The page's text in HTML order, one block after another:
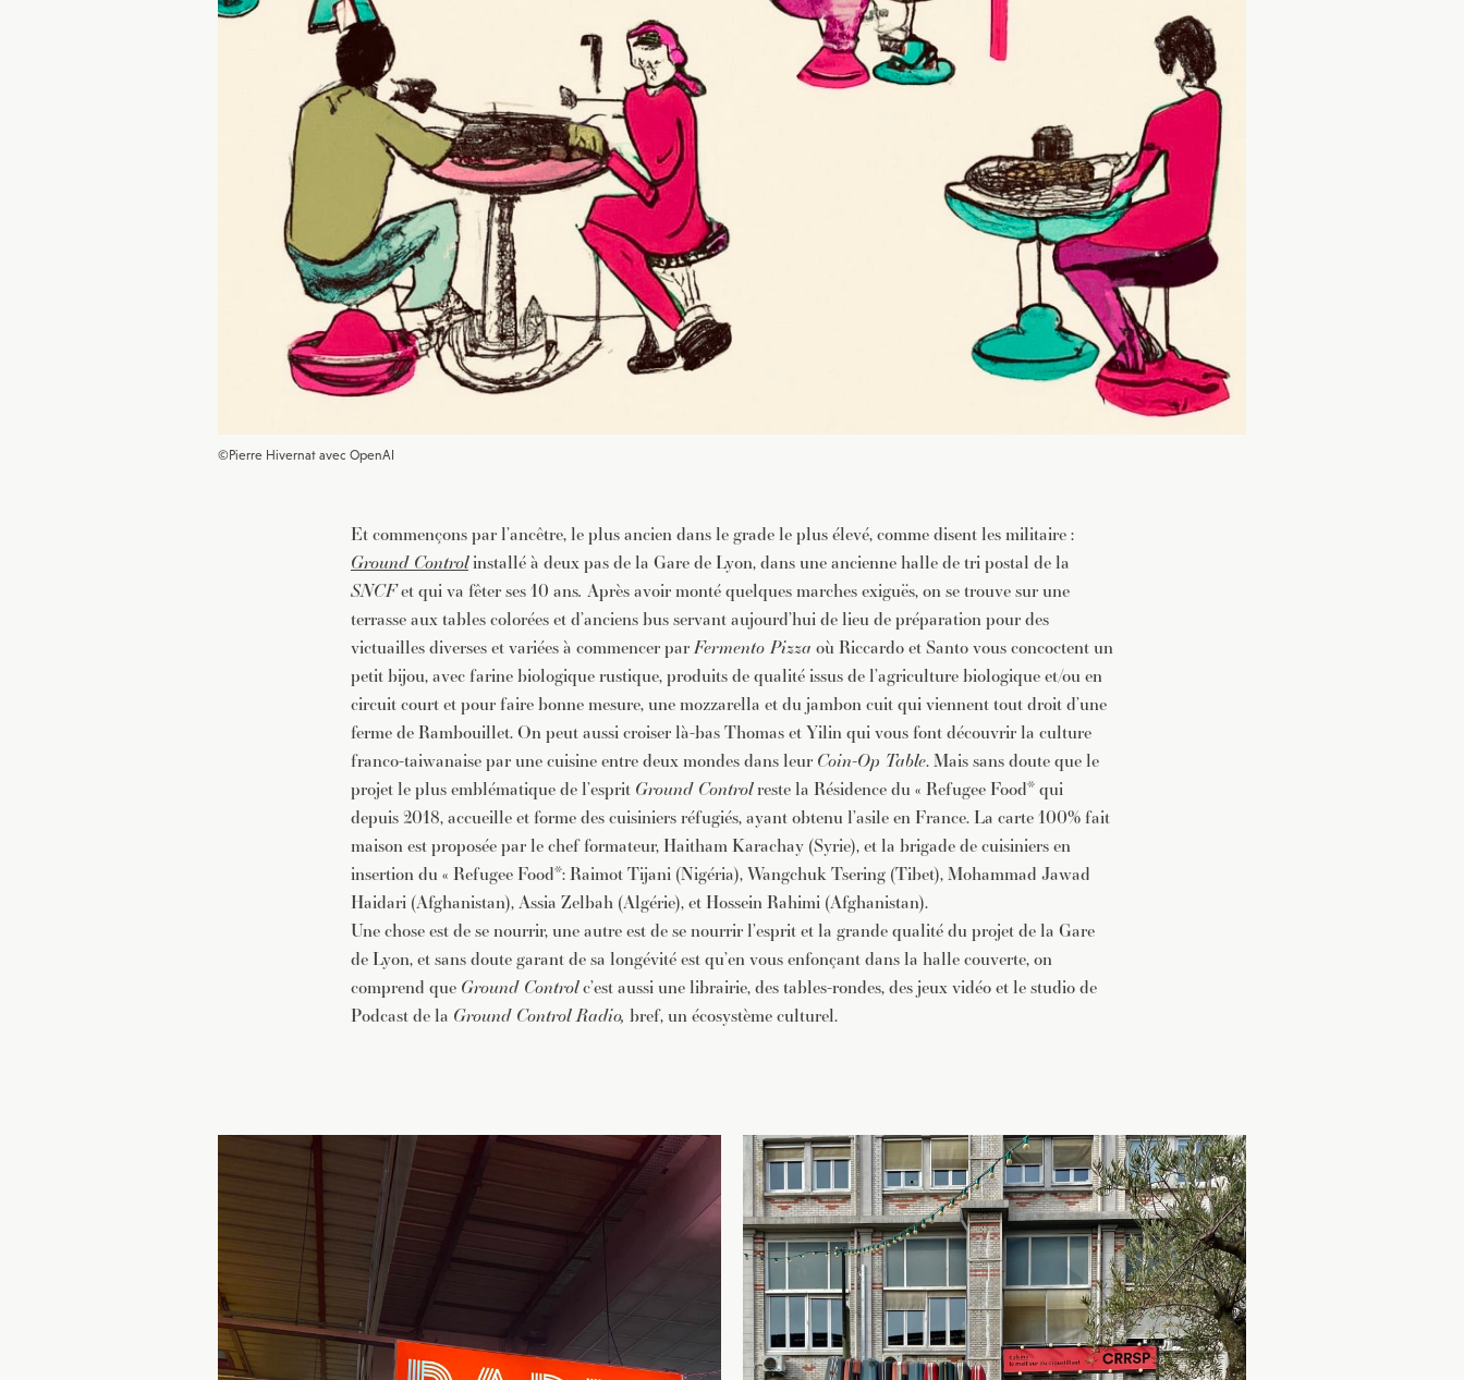
©Pierre Hivernat avec OpenAI
Et commençons par l’ancêtre, le plus ancien dans le grade le plus élevé, comme disent les militaire :
Ground Controlinstallé à deux pas de la Gare de Lyon, dans une ancienne halle de tri postal de la
SNCFet qui va fêter ses 10 ans. Après avoir monté quelques marches exiguës, on se trouve sur une
terrasse aux tables colorées et d’anciens bus servant aujourd’hui de lieu de préparation pour des
victuailles diverses et variées à commencer parFermento Pizza où Riccardo et Santo vous concoctent un
petit bijou, avec farine biologique rustique, produits de qualité issus de l’agriculture biologique et/ou en
circuit court et pour faire bonne mesure, une mozzarella et du jambon cuit qui viennent tout droit d’une
ferme de Rambouillet. On peut aussi croiser là-bas Thomas et Yilin qui vous font découvrir la culture
franco-taiwanaise par une cuisine entre deux mondes dans leur Coin-Op Table. Mais sans doute que le
projet le plus emblématique de l’esprit Ground Controlreste la Résidence du « Refugee Food* qui
depuis 2018, accueille et forme des cuisiniers réfugiés, ayant obtenu l’asile en France. La carte 100% fait
maison est proposée par le chef formateur, Haitham Karachay (Syrie), et la brigade de cuisiniers en
insertion du « Refugee Food*: Raimot Tijani (Nigéria), Wangchuk Tsering (Tibet), Mohammad Jawad
Haidari (Afghanistan), Assia Zelbah (Algérie), et Hossein Rahimi (Afghanistan).
Une chose est de se nourrir, une autre est de se nourrir l’esprit et la grande qualité du projet de la Gare
de Lyon, et sans doute garant de sa longévité est qu’en vous enfonçant dans la halle couverte, on
comprend que Ground Controlc’est aussi une librairie, des tables-rondes, des jeux vidéo et le studio de
Podcast de la Ground Control Radio, bref, un écosystème culturel.